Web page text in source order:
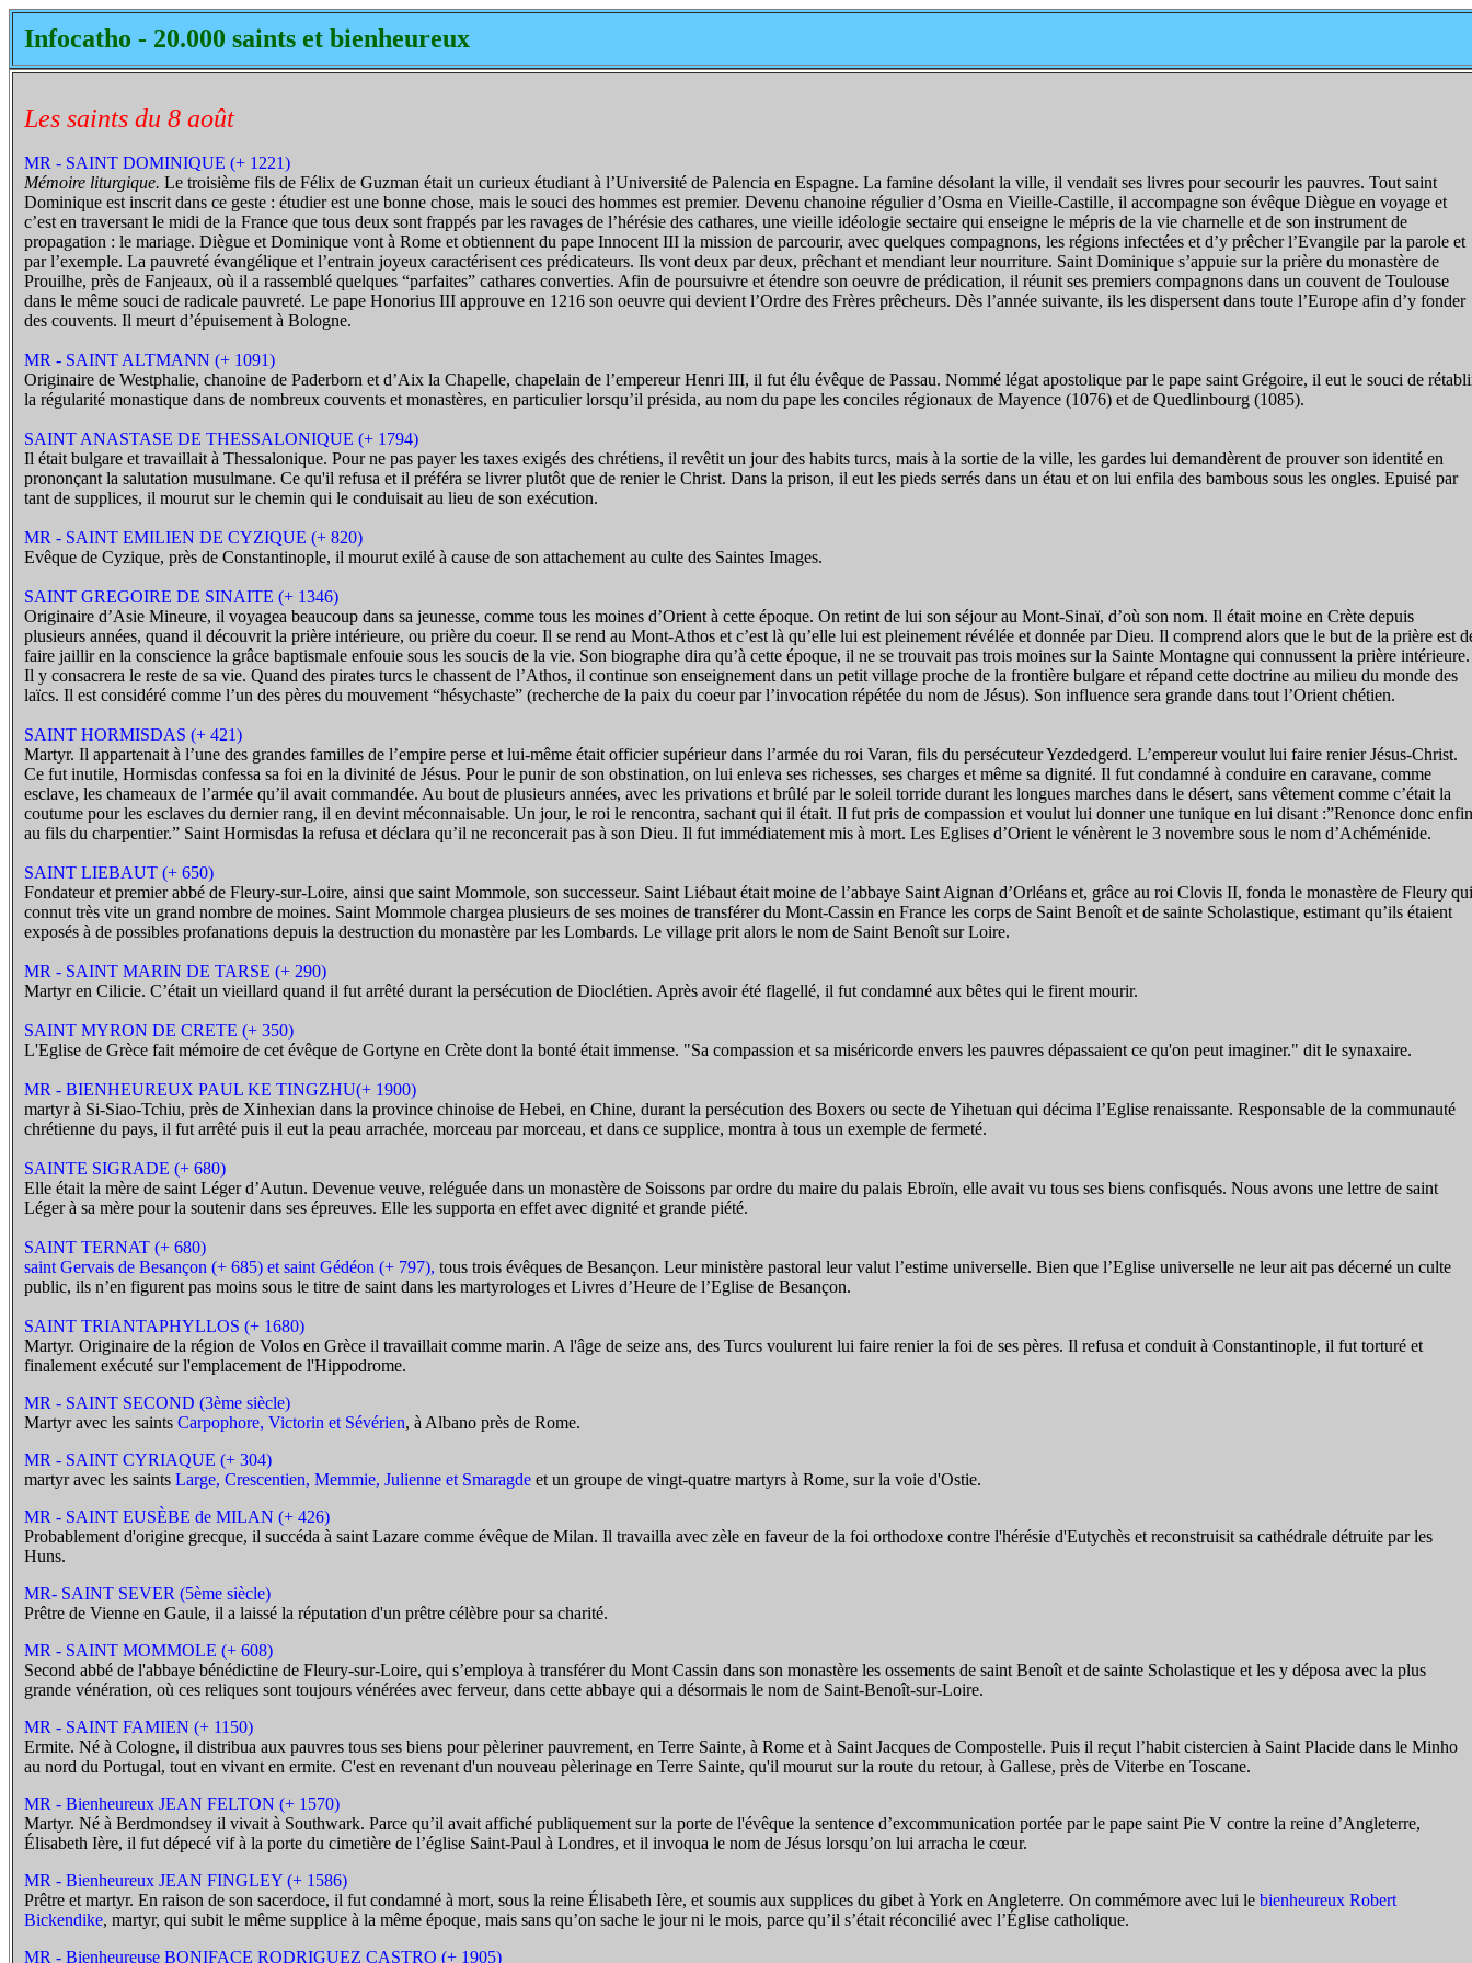
Infocatho - 20.000 saints et bienheureux
Les saints du 8 août
MR - SAINT DOMINIQUE (+ 1221)
Mémoire liturgique. Le troisième fils de Félix de Guzman était un curieux étudiant à l’Université de Palencia en Espagne. La famine désolant la ville, il vendait ses livres pour secourir les pauvres. Tout saint
Dominique est inscrit dans ce geste : étudier est une bonne chose, mais le souci des hommes est premier. Devenu chanoine régulier d’Osma en Vieille-Castille, il accompagne son évêque Diègue en voyage et
c’est en traversant le midi de la France que tous deux sont frappés par les ravages de l’hérésie des cathares, une vieille idéologie sectaire qui enseigne le mépris de la vie charnelle et de son instrument de
propagation : le mariage. Diègue et Dominique vont à Rome et obtiennent du pape Innocent III la mission de parcourir, avec quelques compagnons, les régions infectées et d’y prêcher l’Evangile par la parole et
par l’exemple. La pauvreté évangélique et l’entrain joyeux caractérisent ces prédicateurs. Ils vont deux par deux, prêchant et mendiant leur nourriture. Saint Dominique s’appuie sur la prière du monastère de
Prouilhe, près de Fanjeaux, où il a rassemblé quelques “parfaites” cathares converties. Afin de poursuivre et étendre son oeuvre de prédication, il réunit ses premiers compagnons dans un couvent de Toulouse
dans le même souci de radicale pauvreté. Le pape Honorius III approuve en 1216 son oeuvre qui devient l’Ordre des Frères prêcheurs. Dès l’année suivante, ils les dispersent dans toute l’Europe afin d’y fonder
des couvents. Il meurt d’épuisement à Bologne.
MR - SAINT ALTMANN (+ 1091)
Originaire de Westphalie, chanoine de Paderborn et d’Aix la Chapelle, chapelain de l’empereur Henri III, il fut élu évêque de Passau. Nommé légat apostolique par le pape saint Grégoire, il eut le souci de
la régularité monastique dans de nombreux couvents et monastères, en particulier lorsqu’il présida, au nom du pape les conciles régionaux de Mayence (1076) et de Quedlinbourg (1085).
SAINT ANASTASE DE THESSALONIQUE (+ 1794)
Il était bulgare et travaillait à Thessalonique. Pour ne pas payer les taxes exigés des chrétiens, il revêtit un jour des habits turcs, mais à la sortie de la ville, les gardes lui demandèrent de prouver son identité en
prononçant la salutation musulmane. Ce qu'il refusa et il préféra se livrer plutôt que de renier le Christ. Dans la prison, il eut les pieds serrés dans un étau et on lui enfila des bambous sous les ongles. Epuisé par
tant de supplices, il mourut sur le chemin qui le conduisait au lieu de son exécution.
MR - SAINT EMILIEN DE CYZIQUE (+ 820)
Evêque de Cyzique, près de Constantinople, il mourut exilé à cause de son attachement au culte des Saintes Images.
SAINT GREGOIRE DE SINAITE (+ 1346)
Originaire d’Asie Mineure, il voyagea beaucoup dans sa jeunesse, comme tous les moines d’Orient à cette époque. On retint de lui son séjour au Mont-Sinaï, d’où son nom. Il était moine en Crète depuis
plusieurs années, quand il découvrit la prière intérieure, ou prière du coeur. Il se rend au Mont-Athos et c’est là qu’elle lui est pleinement révélée et donnée par Dieu. Il comprend alors que le but de la prière est
faire jaillir en la conscience la grâce baptismale enfouie sous les soucis de la vie. Son biographe dira qu’à cette époque, il ne se trouvait pas trois moines sur la Sainte Montagne qui connussent la prière intérieure.
Il y consacrera le reste de sa vie. Quand des pirates turcs le chassent de l’Athos, il continue son enseignement dans un petit village proche de la frontière bulgare et répand cette doctrine au milieu du monde des
laïcs. Il est considéré comme l’un des pères du mouvement “hésychaste” (recherche de la paix du coeur par l’invocation répétée du nom de Jésus). Son influence sera grande dans tout l’Orient chétien.
SAINT HORMISDAS (+ 421)
Martyr. Il appartenait à l’une des grandes familles de l’empire perse et lui-même était officier supérieur dans l’armée du roi Varan, fils du persécuteur Yezdedgerd. L’empereur voulut lui faire renier Jésus-Christ.
Ce fut inutile, Hormisdas confessa sa foi en la divinité de Jésus. Pour le punir de son obstination, on lui enleva ses richesses, ses charges et même sa dignité. Il fut condamné à conduire en caravane, comme
esclave, les chameaux de l’armée qu’il avait commandée. Au bout de plusieurs années, avec les privations et brûlé par le soleil torride durant les longues marches dans le désert, sans vêtement comme c’était la
coutume pour les esclaves du dernier rang, il en devint méconnaisable. Un jour, le roi le rencontra, sachant qui il était. Il fut pris de compassion et voulut lui donner une tunique en lui disant :”Renonce donc enfin
au fils du charpentier.” Saint Hormisdas la refusa et déclara qu’il ne reconcerait pas à son Dieu. Il fut immédiatement mis à mort. Les Eglises d’Orient le vénèrent le 3 novembre sous le nom d’Achéménide.
SAINT LIEBAUT (+ 650)
Fondateur et premier abbé de Fleury-sur-Loire, ainsi que saint Mommole, son successeur. Saint Liébaut était moine de l’abbaye Saint Aignan d’Orléans et, grâce au roi Clovis II, fonda le monastère de Fleury qui
connut très vite un grand nombre de moines. Saint Mommole chargea plusieurs de ses moines de transférer du Mont-Cassin en France les corps de Saint Benoît et de sainte Scholastique, estimant qu’ils étaient
exposés à de possibles profanations depuis la destruction du monastère par les Lombards. Le village prit alors le nom de Saint Benoît sur Loire.
MR - SAINT MARIN DE TARSE (+ 290)
Martyr en Cilicie. C’était un vieillard quand il fut arrêté durant la persécution de Dioclétien. Après avoir été flagellé, il fut condamné aux bêtes qui le firent mourir.
SAINT MYRON DE CRETE (+ 350)
L'Eglise de Grèce fait mémoire de cet évêque de Gortyne en Crète dont la bonté était immense. "Sa compassion et sa miséricorde envers les pauvres dépassaient ce qu'on peut imaginer." dit le synaxaire.
MR - BIENHEUREUX PAUL KE TINGZHU(+ 1900)
martyr à Si-Siao-Tchiu, près de Xinhexian dans la province chinoise de Hebei, en Chine, durant la persécution des Boxers ou secte de Yihetuan qui décima l’Eglise renaissante. Responsable de la communauté
chrétienne du pays, il fut arrêté puis il eut la peau arrachée, morceau par morceau, et dans ce supplice, montra à tous un exemple de fermeté.
SAINTE SIGRADE (+ 680)
Elle était la mère de saint Léger d’Autun. Devenue veuve, reléguée dans un monastère de Soissons par ordre du maire du palais Ebroïn, elle avait vu tous ses biens confisqués. Nous avons une lettre de saint
Léger à sa mère pour la soutenir dans ses épreuves. Elle les supporta en effet avec dignité et grande piété.
SAINT TERNAT (+ 680)
saint Gervais de Besançon (+ 685) et saint Gédéon (+ 797), tous trois évêques de Besançon. Leur ministère pastoral leur valut l’estime universelle. Bien que l’Eglise universelle ne leur ait pas décerné un culte
public, ils n’en figurent pas moins sous le titre de saint dans les martyrologes et Livres d’Heure de l’Eglise de Besançon.
SAINT TRIANTAPHYLLOS (+ 1680)
Martyr. Originaire de la région de Volos en Grèce il travaillait comme marin. A l'âge de seize ans, des Turcs voulurent lui faire renier la foi de ses pères. Il refusa et conduit à Constantinople, il fut torturé et
finalement exécuté sur l'emplacement de l'Hippodrome.
MR - SAINT SECOND (3ème siècle)
Martyr avec les saints Carpophore, Victorin et Sévérien, à Albano près de Rome.
MR - SAINT CYRIAQUE (+ 304)
martyr avec les saints Large, Crescentien, Memmie, Julienne et Smaragde et un groupe de vingt-quatre martyrs à Rome, sur la voie d'Ostie.
MR - SAINT EUSÈBE de MILAN (+ 426)
Probablement d'origine grecque, il succéda à saint Lazare comme évêque de Milan. Il travailla avec zèle en faveur de la foi orthodoxe contre l'hérésie d'Eutychès et reconstruisit sa cathédrale détruite par les
Huns.
MR- SAINT SEVER (5ème siècle)
Prêtre de Vienne en Gaule, il a laissé la réputation d'un prêtre célèbre pour sa charité.
MR - SAINT MOMMOLE (+ 608)
Second abbé de l'abbaye bénédictine de Fleury-sur-Loire, qui s’employa à transférer du Mont Cassin dans son monastère les ossements de saint Benoît et de sainte Scholastique et les y déposa avec la plus
grande vénération, où ces reliques sont toujours vénérées avec ferveur, dans cette abbaye qui a désormais le nom de Saint-Benoît-sur-Loire.
MR - SAINT FAMIEN (+ 1150)
Ermite. Né à Cologne, il distribua aux pauvres tous ses biens pour pèleriner pauvrement, en Terre Sainte, à Rome et à Saint Jacques de Compostelle. Puis il reçut l’habit cistercien à Saint Placide dans le Minho
au nord du Portugal, tout en vivant en ermite. C'est en revenant d'un nouveau pèlerinage en Terre Sainte, qu'il mourut sur la route du retour, à Gallese, près de Viterbe en Toscane.
MR - Bienheureux JEAN FELTON (+ 1570)
Martyr. Né à Berdmondsey il vivait à Southwark. Parce qu’il avait affiché publiquement sur la porte de l'évêque la sentence d’excommunication portée par le pape saint Pie V contre la reine d’Angleterre,
Élisabeth Ière, il fut dépecé vif à la porte du cimetière de l’église Saint-Paul à Londres, et il invoqua le nom de Jésus lorsqu’on lui arracha le cœur.
MR - Bienheureux JEAN FINGLEY (+ 1586)
Prêtre et martyr. En raison de son sacerdoce, il fut condamné à mort, sous la reine Élisabeth Ière, et soumis aux supplices du gibet à York en Angleterre. On commémore avec lui le bienheureux Robert
Bickendike, martyr, qui subit le même supplice à la même époque, mais sans qu’on sache le jour ni le mois, parce qu’il s’était réconcilié avec l’Église catholique.
MR - Bienheureuse BONIFACE RODRIGUEZ CASTRO (+ 1905)